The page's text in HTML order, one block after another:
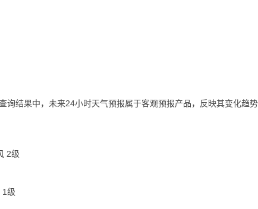
询结果中，未来24小时天气预报属于客观预报产品，反映其变化趋
2级
1级